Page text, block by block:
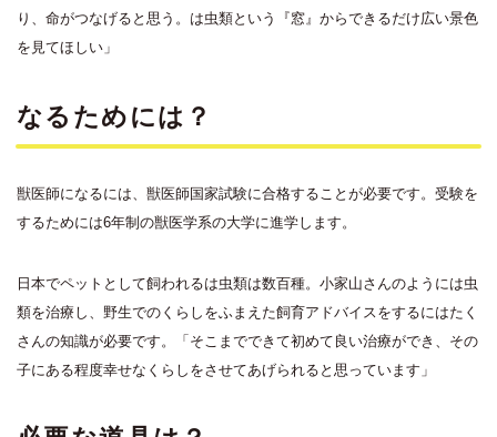
り、命がつなげると思う。は虫類という『窓』からできるだけ広い景色
を見てほしい」
なるためには？
獣医師になるには、獣医師国家試験に合格することが必要です。受験を
するためには6年制の獣医学系の大学に進学します。
日本でペットとして飼われるは虫類は数百種。小家山さんのようには虫
類を治療し、野生でのくらしをふまえた飼育アドバイスをするにはたく
さんの知識が必要です。「そこまでできて初めて良い治療ができ、その
子にある程度幸せなくらしをさせてあげられると思っています」